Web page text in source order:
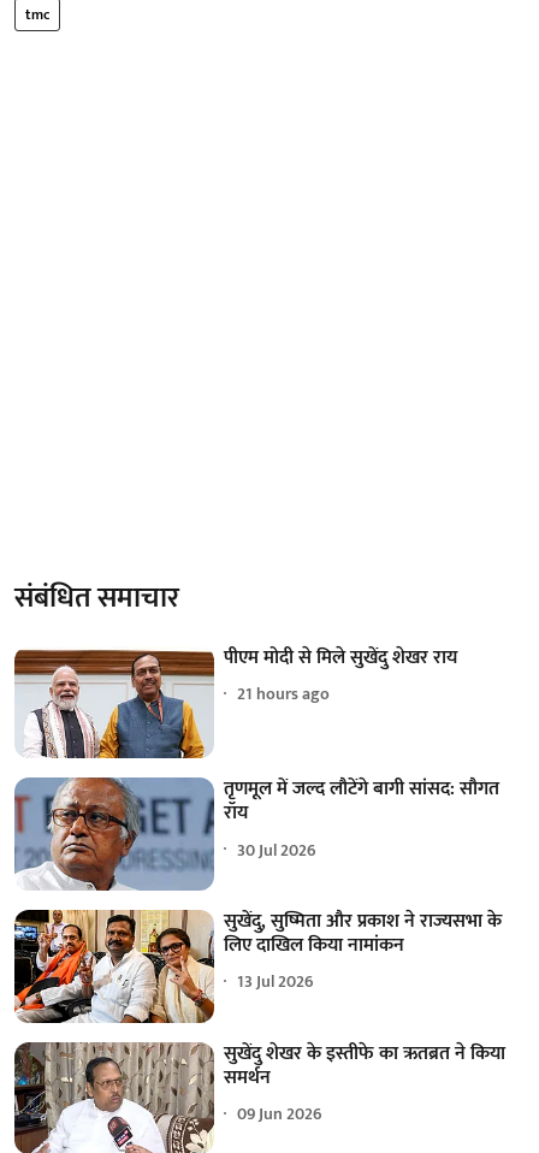
tmc
संबंधित समाचार
पीएम मोदी से मिले सुखेंदु शेखर राय
21 hours ago
तृणमूल में जल्द लौटेंगे बागी सांसद: सौगत
रॉय
30 Jul 2026
सुखेंदु, सुष्मिता और प्रकाश ने राज्यसभा के
लिए दाखिल किया नामांकन
13 Jul 2026
सुखेंदु शेखर के इस्तीफे का ऋतब्रत ने किया
समर्थन
09 Jun 2026